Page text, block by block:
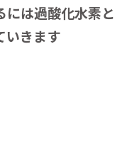
には過酸化水素と
いきます